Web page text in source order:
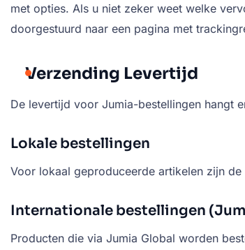
met opties. Als u niet zeker weet welke
doorgestuurd naar een pagina met
Verzending Levertijd
De levertijd voor Jumia-bestellingen hangt
Lokale bestellingen
Voor lokaal geproduceerde artikelen zijn
Internationale bestellingen
Producten die via Jumia Global worden